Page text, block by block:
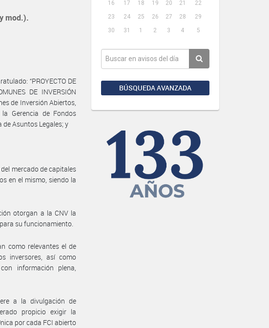
16
17 18 19 20 21
22
23
24 25 26 27 28
29
30
31 1 2 3 4 5
BÚSQUEDA AVANZADA
mod.).
“PROYECTO DE
DE INVERSIÓN
de Inversión Abiertos,
Gerencia de Fondos
de Asuntos Legales; y
mercado de capitales
en el mismo, siendo la
otorgan a la CNV la
su funcionamiento.
como relevantes el de
inversores, así como
información plena,
a la divulgación de
propicio exigir la
por cada FCI abierto